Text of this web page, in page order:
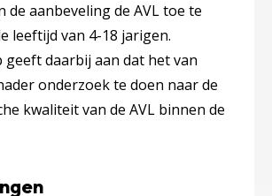
de aanbeveling de AVL toe te
leeftijd van 4-18 jarigen.
geeft daarbij aan dat het van
onderzoek te doen naar de
kwaliteit van de AVL binnen de